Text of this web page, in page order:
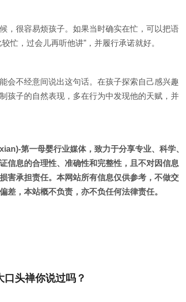
，很容易烦孩子。如果当时确实在忙，可以把语
忙，过会儿再听他讲”，并履行承诺就好。
会不经意间说出这句话。在孩子探索自己感兴趣
孩子的自然表现，多在行为中发现他的天赋，并
第一母婴行业媒体，致力于分享专业、科学、
信息的合理性、准确性和完整性，且不对因信息
害承担责任。本网站所有信息仅供参考，不做交
差，本站概不负责，亦不负任何法律责任。
口头禅你说过吗？